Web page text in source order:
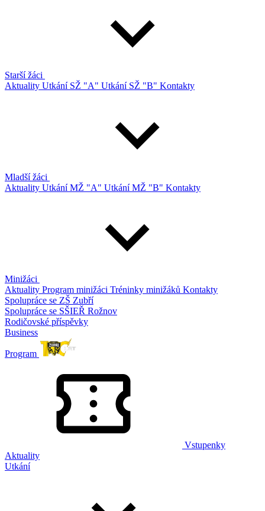
Starší žáci
Aktuality Utkání SŽ "A" Utkání SŽ "B" Kontakty
Mladší žáci
Aktuality Utkání MŽ "A" Utkání MŽ "B" Kontakty
Minižáci
Aktuality Program minižáci Tréninky minižáků Kontakty
Spolupráce se ZŠ Zubří
Spolupráce se SŠIEŘ Rožnov
Rodičovské příspěvky
Business
Program
Vstupenky
Aktuality
Utkání